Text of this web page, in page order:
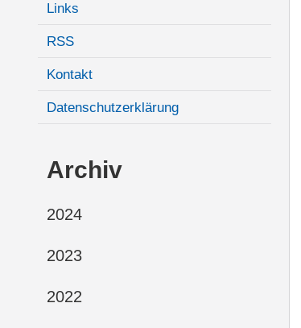
Links
RSS
Kontakt
Datenschutzerklärung
Archiv
2024
2023
2022